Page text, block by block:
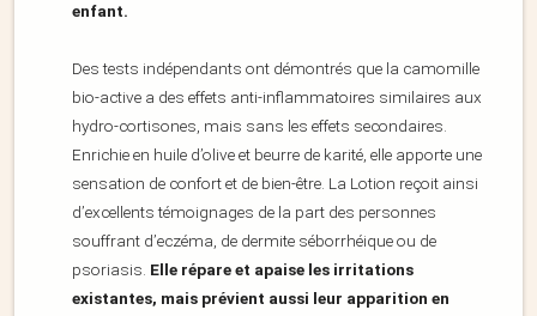
enfant.
Des tests indépendants ont démontrés que la camomille
bio-active a des effets anti-inflammatoires similaires aux
hydro-cortisones, mais sans les effets secondaires.
Enrichie en huile d’olive et beurre de karité, elle apporte une
sensation de confort et de bien-être. La Lotion reçoit ainsi
d’excellents témoignages de la part des personnes
souffrant d’eczéma, de dermite séborrhéique ou de
psoriasis. Elle répare et apaise les irritations
existantes, mais prévient aussi leur apparition en